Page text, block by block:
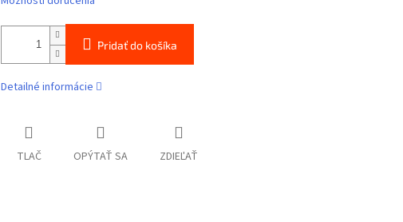
Pridať do košíka
Detailné informácie
TLAČ OPÝTAŤ SA ZDIEĽAŤ